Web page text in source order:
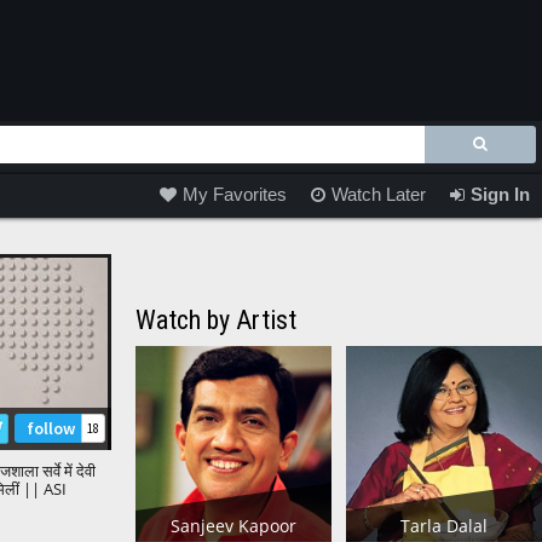
Sign In
Watch Later
My Favorites
follow 18
सर्वे में देवी
|| ASI
Survey
Watch by Artist
Sanjeev Kapoor Tarla Dalal